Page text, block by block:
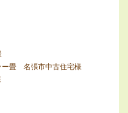
畳 名張市中古住宅様